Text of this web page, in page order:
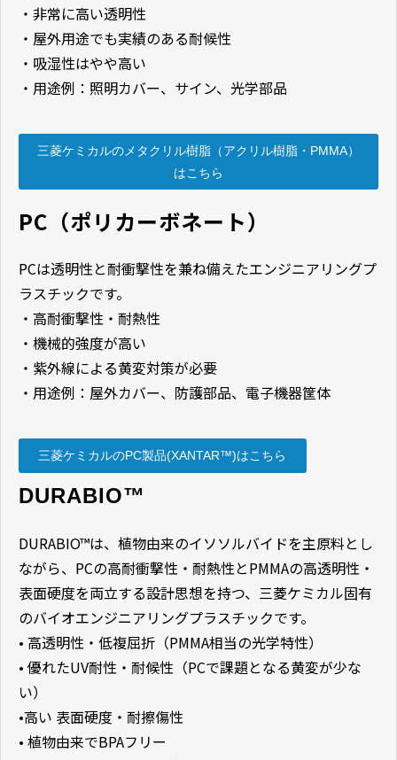
・非常に高い透明性
・屋外用途でも実績のある耐候性
・吸湿性はやや高い
・用途例：照明カバー、サイン、光学部品
三菱ケミカルのメタクリル樹脂（アクリル樹脂・PMMA）
はこちら
PC（ポリカーボネート）
PCは透明性と耐衝撃性を兼ね備えたエンジニアリングプ
ラスチックです。
・高耐衝撃性・耐熱性
・機械的強度が高い
・紫外線による黄変対策が必要
・用途例：屋外カバー、防護部品、電子機器筐体
三菱ケミカルのPC製品(XANTAR™)はこちら
DURABIO™
DURABIO™は、植物由来のイソソルバイドを主原料とし
ながら、PCの高耐衝撃性・耐熱性とPMMAの高透明性・
表面硬度を両立する設計思想を持つ、三菱ケミカル固有
のバイオエンジニアリングプラスチックです。
• 高透明性・低複屈折（PMMA相当の光学特性）
• 優れたUV耐性・耐候性（PCで課題となる黄変が少な
い）
•高い 表面硬度・耐擦傷性
• 植物由来でBPAフリー